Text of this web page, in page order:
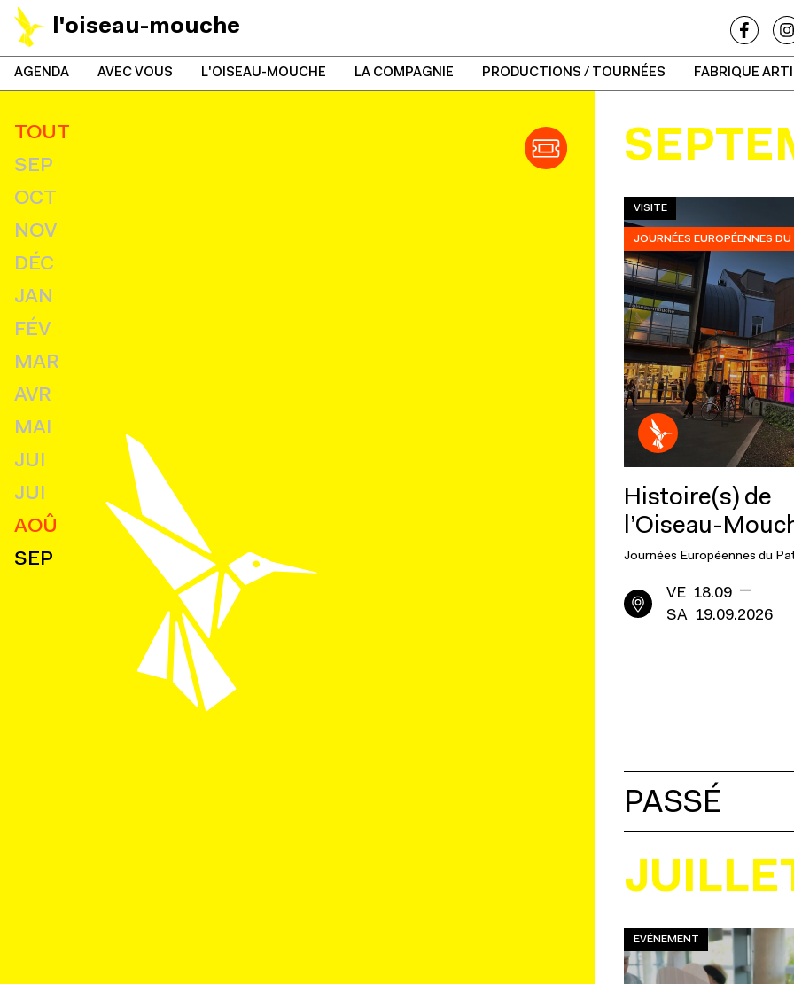
l'oiseau-mouche
AGENDA AVEC VOUS L'OISEAU-MOUCHE LA COMPAGNIE PRODUCTIONS / TOURNÉES FABRIQUE
TOUT
SEP
OCT
NOV
DÉC
JAN
FÉV
MAR
AVR
MAI
JUI
JUI
AOÛ
SEP
VISITE
JOURNÉES EUROPÉENNES
Histoire(s) de
l’Oiseau-
Journées Européennes du
VE 18.09 —
SA 19.09.2026
PASSÉ
EVÉNEMENT